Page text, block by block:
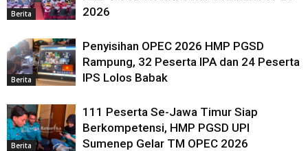
Berita
2026
Berita
Penyisihan OPEC 2026 HMP PGSD
Rampung, 32 Peserta IPA dan 24 Peserta
IPS Lolos Babak
Berita
111 Peserta Se-Jawa Timur Siap
Berkompetensi, HMP PGSD UPI
Sumenep Gelar TM OPEC 2026